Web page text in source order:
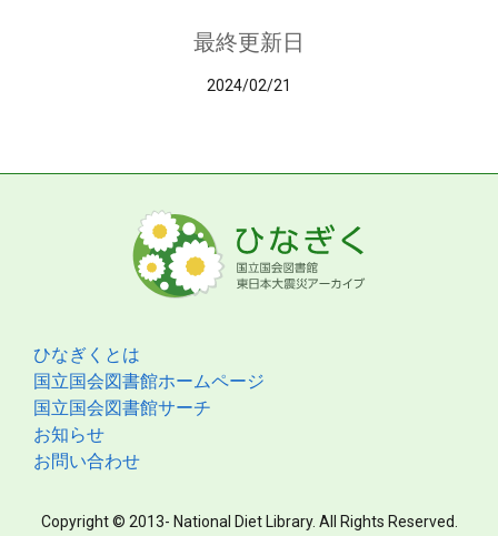
最終更新日
2024/02/21
ひなぎくとは
国立国会図書館ホームページ
国立国会図書館サーチ
お知らせ
お問い合わせ
Copyright © 2013- National Diet Library. All Rights Reserved.